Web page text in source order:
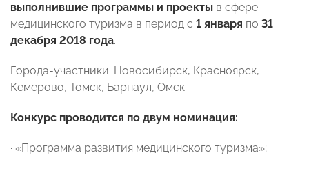
выполнившие программы и проекты в сфере
медицинского туризма в период с 1 января по 31
декабря 2018 года.
Города-участники: Новосибирск, Красноярск,
Кемерово, Томск, Барнаул, Омск.
Конкурс проводится по двум номинация:
· «Программа развития медицинского туризма»;